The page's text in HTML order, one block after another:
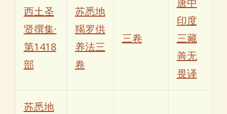
西土圣
贤撰集·
第1418
部
苏悉地
羯罗供
养法三
卷
三卷
唐中
印度
三藏
善无
畏译
苏悉地